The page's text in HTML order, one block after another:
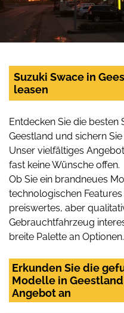
Suzuki Swace in
leasen
Entdecken Sie die
Geestland und sichern
Unser vielfältiges
fast keine Wünsche offen.
Ob Sie ein brandneues
technologischen
preiswertes, aber
Gebrauchtfahrzeug
breite Palette an Optionen.
Erkunden Sie die
Modelle in
Angebot an